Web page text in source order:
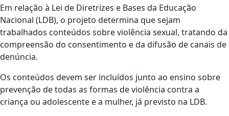
Em relação à Lei de Diretrizes e Bases da Educação
Nacional (LDB), o projeto determina que sejam
trabalhados conteúdos sobre violência sexual, tratando da
compreensão do consentimento e da difusão de canais de
denúncia.
Os conteúdos devem ser incluídos junto ao ensino sobre
prevenção de todas as formas de violência contra a
criança ou adolescente e a mulher, já previsto na LDB.